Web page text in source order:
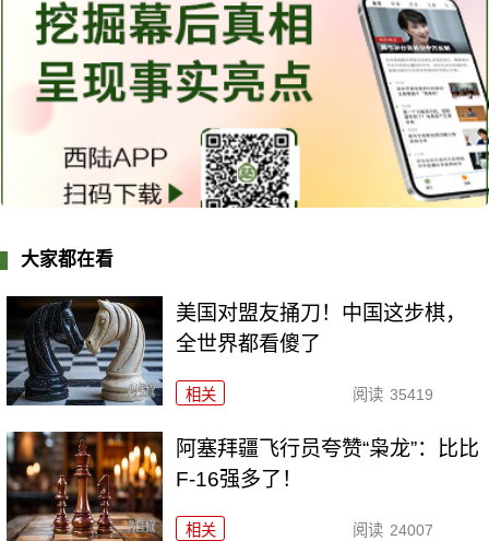
大家都在看
美国对盟友捅刀！中国这步棋，
全世界都看傻了
相关 阅读 35419
阿塞拜疆飞行员夸赞“枭龙”：比比
F-16强多了！
相关 阅读 24007